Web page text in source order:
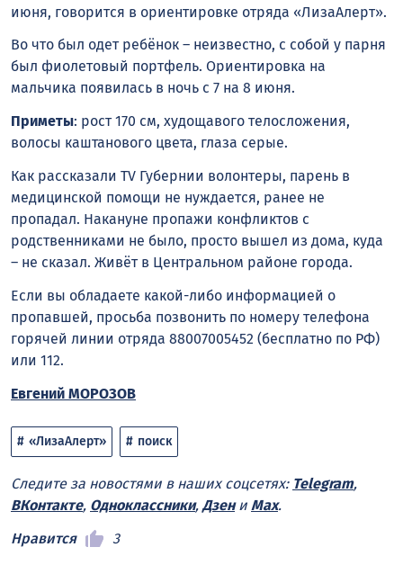
июня, говорится в ориентировке отряда «ЛизаАлерт».
Во что был одет ребёнок – неизвестно, с собой у парня
был фиолетовый портфель. Ориентировка на
мальчика появилась в ночь с 7 на 8 июня.
Приметы: рост 170 см, худощавого телосложения,
волосы каштанового цвета, глаза серые.
Как рассказали TV Губернии волонтеры, парень в
медицинской помощи не нуждается, ранее не
пропадал. Накануне пропажи конфликтов с
родственниками не было, просто вышел из дома, куда
– не сказал. Живёт в Центральном районе города.
Если вы обладаете какой-либо информацией о
пропавшей, просьба позвонить по номеру телефона
горячей линии отряда 88007005452 (бесплатно по РФ)
или 112.
Евгений МОРОЗОВ
«ЛизаАлерт» поиск
Следите за новостями в наших соцсетях: Telegram,
ВКонтакте, Одноклассники, Дзени Max.
Нравится
3